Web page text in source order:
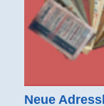
Neue